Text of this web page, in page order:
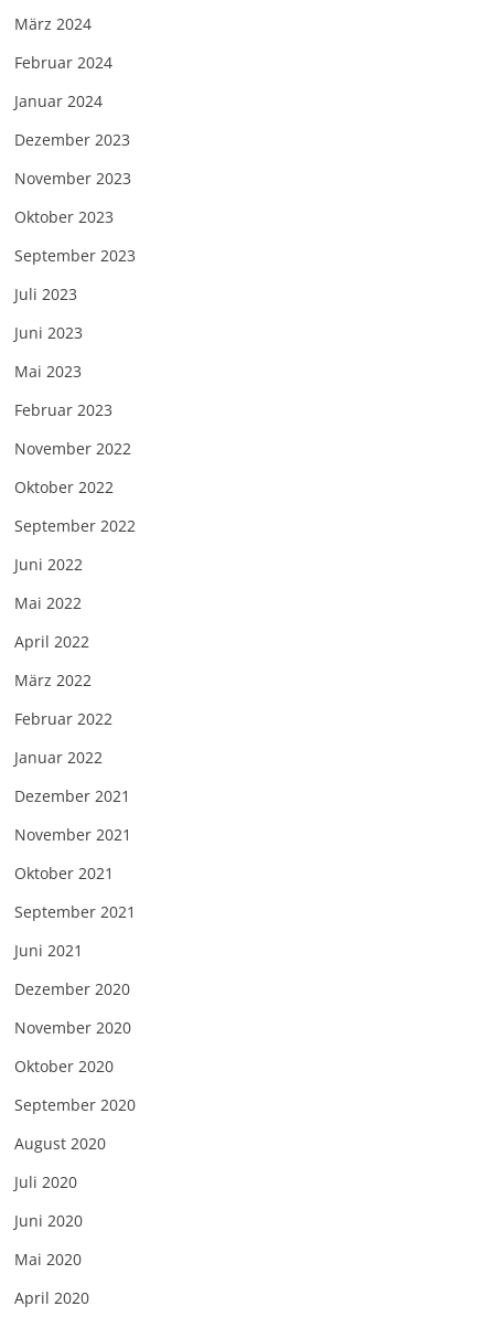
März 2024
Februar 2024
Januar 2024
Dezember 2023
November 2023
Oktober 2023
September 2023
Juli 2023
Juni 2023
Mai 2023
Februar 2023
November 2022
Oktober 2022
September 2022
Juni 2022
Mai 2022
April 2022
März 2022
Februar 2022
Januar 2022
Dezember 2021
November 2021
Oktober 2021
September 2021
Juni 2021
Dezember 2020
November 2020
Oktober 2020
September 2020
August 2020
Juli 2020
Juni 2020
Mai 2020
April 2020